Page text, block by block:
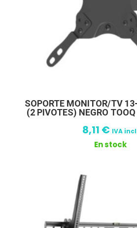
SOPORTE MONITOR/TV
(2 PIVOTES) NEGRO
8,11 € IVA
En stock